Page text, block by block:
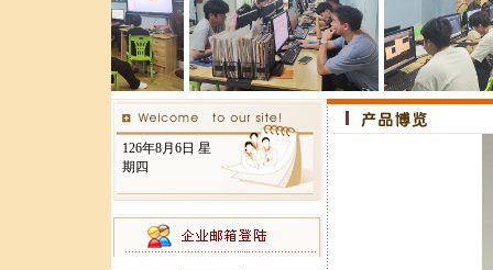
126年8月6日 星
期四